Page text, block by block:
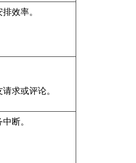
效率。
求或评论。
断。